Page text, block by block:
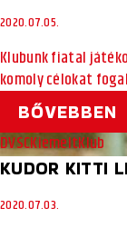
2020.07.05.
Klubunk fiatal
komoly célokat
BŐVEBBEN
DVSCKiemeltKlub
KUDOR KITTI
2020.07.03.